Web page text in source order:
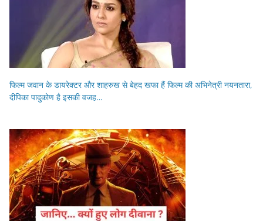
फिल्म जवान के डायरेक्टर और शाहरुख से बेहद खफा हैं फिल्म की अभिनेत्री नयनतारा,
दीपिका पादुकोण है इसकी वजह…